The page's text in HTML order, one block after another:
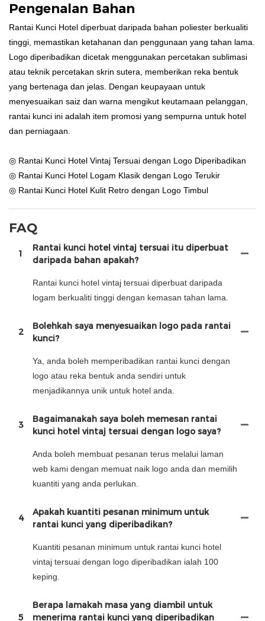
Pengenalan Bahan
Rantai Kunci Hotel diperbuat daripada bahan poliester berkualiti
tinggi, memastikan ketahanan dan penggunaan yang tahan lama.
Logo diperibadikan dicetak menggunakan percetakan sublimasi
atau teknik percetakan skrin sutera, memberikan reka bentuk
yang bertenaga dan jelas. Dengan keupayaan untuk
menyesuaikan saiz dan warna mengikut keutamaan pelanggan,
rantai kunci ini adalah item promosi yang sempurna untuk hotel
dan perniagaan.
◎ Rantai Kunci Hotel Vintaj Tersuai dengan Logo Diperibadikan
◎ Rantai Kunci Hotel Logam Klasik dengan Logo Terukir
◎ Rantai Kunci Hotel Kulit Retro dengan Logo Timbul
FAQ
1
Rantai kunci hotel vintaj tersuai itu diperbuat
daripada bahan apakah?
Rantai kunci hotel vintaj tersuai diperbuat daripada
logam berkualiti tinggi dengan kemasan tahan lama.
2
Bolehkah saya menyesuaikan logo pada rantai
kunci?
Ya, anda boleh memperibadikan rantai kunci dengan
logo atau reka bentuk anda sendiri untuk
menjadikannya unik untuk hotel anda.
3
Bagaimanakah saya boleh memesan rantai
kunci hotel vintaj tersuai dengan logo saya?
Anda boleh membuat pesanan terus melalui laman
web kami dengan memuat naik logo anda dan memilih
kuantiti yang anda perlukan.
4
Apakah kuantiti pesanan minimum untuk
rantai kunci yang diperibadikan?
Kuantiti pesanan minimum untuk rantai kunci hotel
vintaj tersuai dengan logo diperibadikan ialah 100
keping.
5
Berapa lamakah masa yang diambil untuk
menerima rantai kunci yang diperibadikan